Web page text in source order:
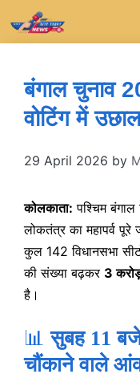
बंगाल चुनाव
वोटिंग में
29 April 2026 by
कोलकाता: पश्चिम
लोकतंत्र का महापर्व
कुल 142 विधानसभा
की संख्या बढ़कर 3
है।
📊सुबह 11
चौंकाने वाले